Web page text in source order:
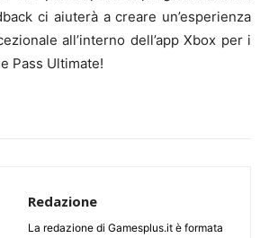
ci aiuterà a creare un’esperienza
all’interno dell’app Xbox per i
Pass Ultimate!
Redazione
La redazione di Gamesplus.it è formata